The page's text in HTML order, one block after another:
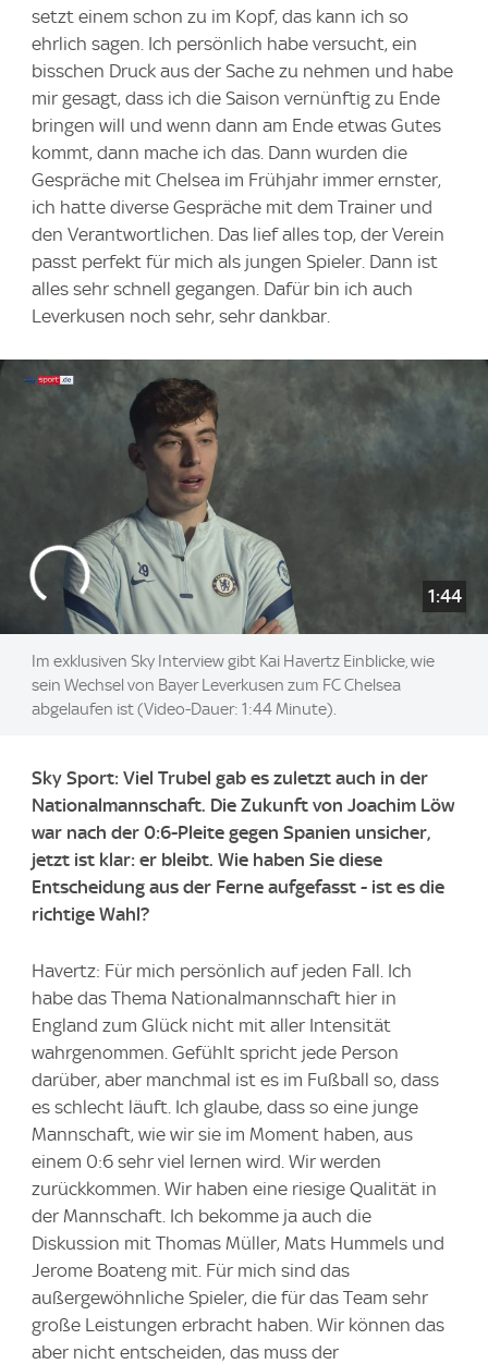
setzt einem schon zu im Kopf, das kann ich so
ehrlich sagen. Ich persönlich habe versucht, ein
bisschen Druck aus der Sache zu nehmen und habe
mir gesagt, dass ich die Saison vernünftig zu Ende
bringen will und wenn dann am Ende etwas Gutes
kommt, dann mache ich das. Dann wurden die
Gespräche mit Chelsea im Frühjahr immer ernster,
ich hatte diverse Gespräche mit dem Trainer und
den Verantwortlichen. Das lief alles top, der Verein
passt perfekt für mich als jungen Spieler. Dann ist
alles sehr schnell gegangen. Dafür bin ich auch
Leverkusen noch sehr, sehr dankbar.
1:44
Im exklusiven Sky Interview gibt Kai Havertz Einblicke, wie
sein Wechsel von Bayer Leverkusen zum FC Chelsea
abgelaufen ist (Video-Dauer: 1:44 Minute).
Sky Sport: Viel Trubel gab es zuletzt auch in der
Nationalmannschaft. Die Zukunft von Joachim Löw
war nach der 0:6-Pleite gegen Spanien unsicher,
jetzt ist klar: er bleibt. Wie haben Sie diese
Entscheidung aus der Ferne aufgefasst - ist es die
richtige Wahl?
Havertz: Für mich persönlich auf jeden Fall. Ich
habe das Thema Nationalmannschaft hier in
England zum Glück nicht mit aller Intensität
wahrgenommen. Gefühlt spricht jede Person
darüber, aber manchmal ist es im Fußball so, dass
es schlecht läuft. Ich glaube, dass so eine junge
Mannschaft, wie wir sie im Moment haben, aus
einem 0:6 sehr viel lernen wird. Wir werden
zurückkommen. Wir haben eine riesige Qualität in
der Mannschaft. Ich bekomme ja auch die
Diskussion mit Thomas Müller, Mats Hummels und
Jerome Boateng mit. Für mich sind das
außergewöhnliche Spieler, die für das Team sehr
große Leistungen erbracht haben. Wir können das
aber nicht entscheiden, das muss der